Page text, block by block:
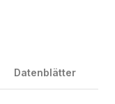
Datenblätter